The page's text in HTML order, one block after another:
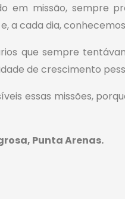
em missão, sempre
a cada dia,
que sempre
de crescimento
essas missões,
Punta Arenas.